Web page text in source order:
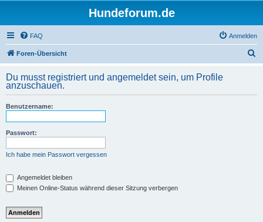
Hundeforum.de
FAQ Anmelden
Foren-Übersicht
h
Du musst registriert und angemeldet sein, um Profile
anzuschauen.
Benutzername:
Passwort:
Ich habe mein Passwort vergessen
Angemeldet bleiben
Meinen Online-Status während dieser Sitzung verbergen